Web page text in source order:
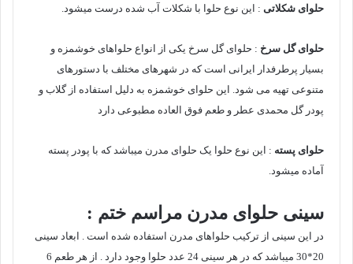
حلوای شکلاتی : این نوع حلوا با شکلات آب شده درست میشود.
حلوای گل سرخ : حلوای گل سرخ یکی از انواع حلواهای خوشمزه و
بسیار پرطرفدار ایرانی است که در شهرهای مختلف با دستورهای
متنوعی تهیه می شود. این حلوای خوشمزه به دلیل استفاده از گلاب و
پودر گل محمدی عطر و طعم فوق العاده مطبوعی دارد
حلوای پسته : این نوع حلوا یک حلوای مدرن میباشد که با پودر پسته
آماده میشود.
سینی حلوای مدرن مراسم ختم :
در این سینی از ترکیب حلواهای مدرن استفاده شده است . ابعاد سینی
20*30 میباشد که در هر سینی 24 عدد حلوا وجود دارد . از هر طعم 6